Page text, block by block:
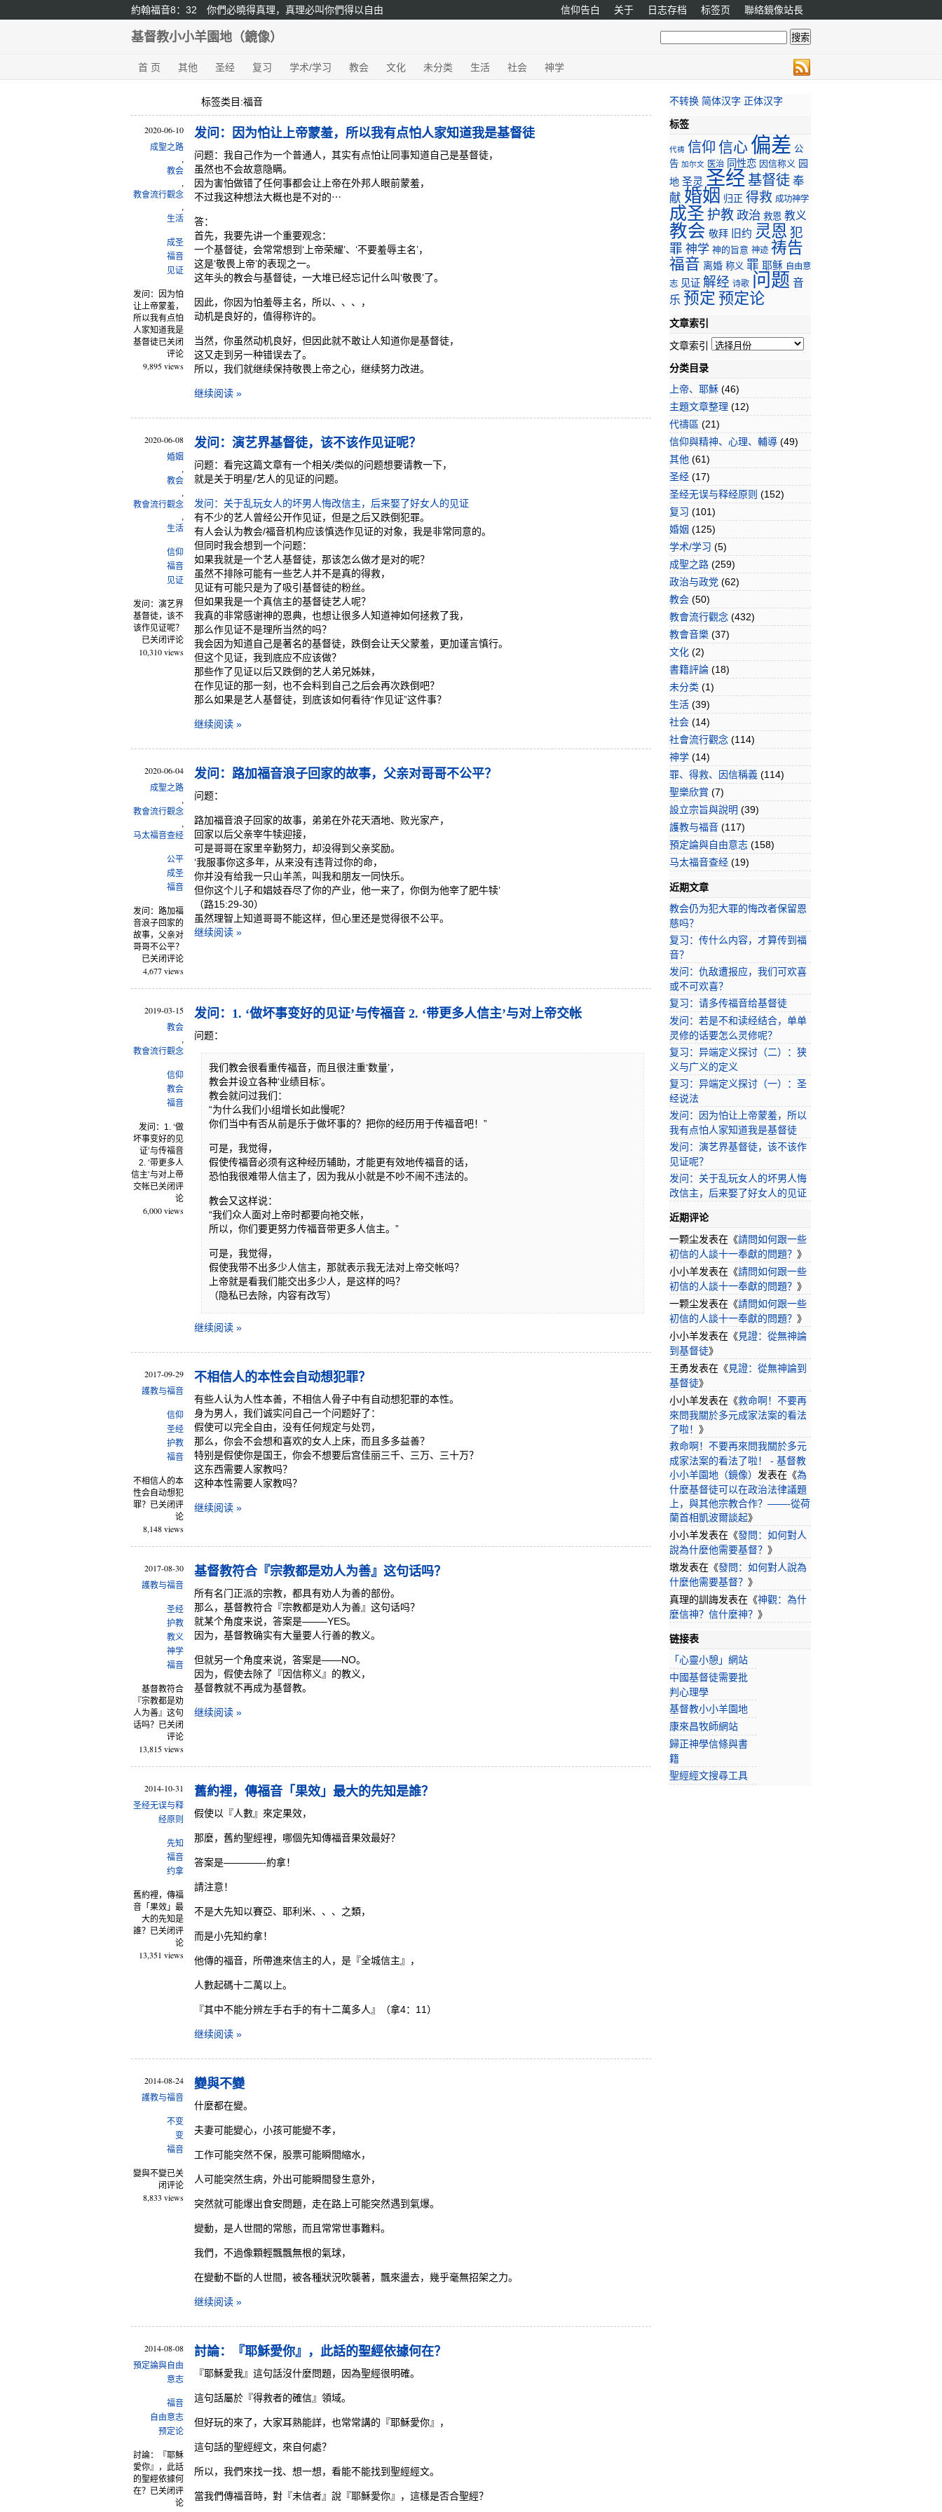
信仰告白 关于 日志存档 标签页 聯絡鏡像站長
約翰福音8：32 你們必曉得真理，真理必叫你們得以自由
基督教小小羊園地（鏡像）
首 页 其他 圣经 复习 学术/学习 教会 文化 未分类 生活 社会 神学
标签类目:福音
2020-06-10
成聖之路
,
教会
,
教會流行觀念
,
生活
成圣
福音
见证
发问：因为怕
让上帝蒙羞，
所以我有点怕
人家知道我是
基督徒已关闭
评论
9,895 views
发问：因为怕让上帝蒙羞，所以我有点怕人家知道我是基督徒
问题：我自己作为一个普通人，其实有点怕让同事知道自己是基督徒，
虽然也不会故意隐瞒。
因为害怕做错了任何事都会让上帝在外邦人眼前蒙羞，
不过我这种想法大概也是不对的⋯
答：
首先，我要先讲一个重要观念：
一个基督徒，会常常想到‘上帝荣耀’、‘不要羞辱主名’，
这是‘敬畏上帝’的表现之一。
这年头的教会与基督徒，一大堆已经忘记什么叫‘敬畏’了。
因此，你因为怕羞辱主名，所以、、、，
动机是良好的，值得称许的。
当然，你虽然动机良好，但因此就不敢让人知道你是基督徒，
这又走到另一种错误去了。
所以，我们就继续保持敬畏上帝之心，继续努力改进。
继续阅读 »
2020-06-08
婚姻
,
教会
,
教會流行觀念
,
生活
信仰
福音
见证
发问：演艺界
基督徒，该不
该作见证呢？
已关闭评论
10,310 views
发问：演艺界基督徒，该不该作见证呢？
问题：看完这篇文章有一个相关/类似的问题想要请教一下，
就是关于明星/艺人的见证的问题。
发问：关于乱玩女人的坏男人悔改信主，后来娶了好女人的见证
有不少的艺人曾经公开作见证，但是之后又跌倒犯罪。
有人会认为教会/福音机构应该慎选作见证的对象，我是非常同意的。
但同时我会想到一个问题：
如果我就是一个艺人基督徒，那该怎么做才是对的呢？
虽然不排除可能有一些艺人并不是真的得救，
见证有可能只是为了吸引基督徒的粉丝。
但如果我是一个真信主的基督徒艺人呢？
我真的非常感谢神的恩典，也想让很多人知道神如何拯救了我，
那么作见证不是理所当然的吗？
我会因为知道自己是著名的基督徒，跌倒会让天父蒙羞，更加谨言慎行。
但这个见证，我到底应不应该做？
那些作了见证以后又跌倒的艺人弟兄姊妹，
在作见证的那一刻，也不会料到自己之后会再次跌倒吧？
那么如果是艺人基督徒，到底该如何看待“作见证”这件事？
继续阅读 »
2020-06-04
成聖之路
,
教會流行觀念
,
马太福音查经
公平
成圣
福音
发问：路加福
音浪子回家的
故事，父亲对
哥哥不公平？
已关闭评论
4,677 views
发问：路加福音浪子回家的故事，父亲对哥哥不公平？
问题：
路加福音浪子回家的故事，弟弟在外花天酒地、败光家产，
回家以后父亲宰牛犊迎接，
可是哥哥在家里辛勤努力，却没得到父亲奖励。
‘我服事你这多年，从来没有违背过你的命，
你并没有给我一只山羊羔，叫我和朋友一同快乐。
但你这个儿子和娼妓吞尽了你的产业，他一来了，你倒为他宰了肥牛犊’
（路15:29-30）
虽然理智上知道哥哥不能这样，但心里还是觉得很不公平。
继续阅读 »
2019-03-15
教会
,
教會流行觀念
信仰
教会
福音
发问：1. ‘做
坏事变好的见
证’与传福音
2. ‘带更多人
信主’与对上帝
交帐已关闭评
论
6,000 views
发问：1. ‘做坏事变好的见证’与传福音 2. ‘带更多人信主’与对上帝交帐
问题：
我们教会很看重传福音，而且很注重‘数量’，
教会并设立各种‘业绩目标’。
教会就问过我们：
“为什么我们小组增长如此慢呢？
你们当中有否从前是乐于做坏事的？把你的经历用于传福音吧！”
可是，我觉得，
假使传福音必须有这种经历辅助，才能更有效地传福音的话，
恐怕我很难带人信主了，因为我从小就是不吵不闹不违法的。
教会又这样说：
“我们众人面对上帝时都要向祂交帐，
所以，你们要更努力传福音带更多人信主。”
可是，我觉得，
假使我带不出多少人信主，那就表示我无法对上帝交帐吗？
上帝就是看我们能交出多少人，是这样的吗？
（隐私已去除，内容有改写）
继续阅读 »
2017-09-29
護教与福音
信仰
圣经
护教
福音
不相信人的本
性会自动想犯
罪？ 已关闭评
论
8,148 views
不相信人的本性会自动想犯罪？
有些人认为人性本善，不相信人骨子中有自动想犯罪的本性。
身为男人，我们诚实问自己一个问题好了：
假使可以完全自由，没有任何规定与处罚，
那么，你会不会想和喜欢的女人上床，而且多多益善？
特别是假使你是国王，你会不想要后宫佳丽三千、三万、三十万？
这东西需要人家教吗？
这种本性需要人家教吗？
继续阅读 »
2017-08-30
護教与福音
圣经
护教
教义
神学
福音
基督教符合
『宗教都是劝
人为善』这句
话吗？ 已关闭
评论
13,815 views
基督教符合『宗教都是劝人为善』这句话吗？
所有名门正派的宗教，都具有劝人为善的部份。
那么，基督教符合『宗教都是劝人为善』这句话吗？
就某个角度来说，答案是——–YES。
因为，基督教确实有大量要人行善的教义。
但就另一个角度来说，答案是——NO。
因为，假使去除了『因信称义』的教义，
基督教就不再成为基督教。
继续阅读 »
2014-10-31
圣经无误与释
经原则
先知
福音
约拿
舊約裡，傳福
音「果效」最
大的先知是
誰？ 已关闭评
论
13,351 views
舊約裡，傳福音「果效」最大的先知是誰？
假使以『人數』來定果效，
那麼，舊約聖經裡，哪個先知傳福音果效最好？
答案是————-約拿！
請注意！
不是大先知以賽亞、耶利米、、、之類，
而是小先知約拿！
他傳的福音，所帶進來信主的人，是『全城信主』，
人數起碼十二萬以上。
『其中不能分辨左手右手的有十二萬多人』（拿4：11）
继续阅读 »
2014-08-24
護教与福音
不变
变
福音
變與不變已关
闭评论
8,833 views
變與不變
什麼都在變。
夫妻可能變心，小孩可能變不孝，
工作可能突然不保，股票可能瞬間縮水，
人可能突然生病，外出可能瞬間發生意外，
突然就可能爆出食安問題，走在路上可能突然遇到氣爆。
變動，是人世間的常態，而且常常世事難料。
我們，不過像顆輕飄飄無根的氣球，
在變動不斷的人世間，被各種狀況吹襲著，飄來盪去，幾乎毫無招架之力。
继续阅读 »
2014-08-08
預定論與自由
意志
福音
自由意志
预定论
討論：『耶穌
愛你』，此話
的聖經依據何
在？ 已关闭评
论
討論：『耶穌愛你』，此話的聖經依據何在？
『耶穌愛我』這句話沒什麼問題，因為聖經很明確。
這句話屬於『得救者的確信』領域。
但好玩的來了，大家耳熟能詳，也常常講的『耶穌愛你』，
這句話的聖經經文，來自何處？
所以，我們來找一找、想一想，看能不能找到聖經經文。
當我們傳福音時，對『未信者』說『耶穌愛你』，這樣是否合聖經？
不转换 简体汉字 正体汉字
标签
代祷 信仰 信心 偏差 公
告 加尔文 医治 同性恋 因信称义 园
地 圣灵 圣经 基督徒 奉
献 婚姻 归正 得救 成功神学
成圣 护教 政治 救恩 教义
教会 敬拜 旧约 灵恩 犯
罪 神学 神的旨意 神迹 祷告
福音 离婚 称义 罪 耶稣 自由意
志 见证 解经 诗歌 问题 音
乐 预定 预定论
文章索引
文章索引
分类目录
上帝、耶穌 (46)
主題文章整理 (12)
代禱區 (21)
信仰與精神、心理、輔導 (49)
其他 (61)
圣经 (17)
圣经无误与释经原则 (152)
复习 (101)
婚姻 (125)
学术/学习 (5)
成聖之路 (259)
政治与政党 (62)
教会 (50)
教會流行觀念 (432)
教會音樂 (37)
文化 (2)
書籍評論 (18)
未分类 (1)
生活 (39)
社会 (14)
社會流行觀念 (114)
神学 (14)
罪、得救、因信稱義 (114)
聖樂欣賞 (7)
設立宗旨與說明 (39)
護教与福音 (117)
預定論與自由意志 (158)
马太福音查经 (19)
近期文章
教会仍为犯大罪的悔改者保留恩
慈吗？
复习：传什么内容，才算传到福
音？
发问：仇敌遭报应，我们可欢喜
或不可欢喜？
复习：请多传福音给基督徒
发问：若是不和读经结合，单单
灵修的话要怎么灵修呢？
复习：异端定义探讨（二）：狭
义与广义的定义
复习：异端定义探讨（一）：圣
经说法
发问：因为怕让上帝蒙羞，所以
我有点怕人家知道我是基督徒
发问：演艺界基督徒，该不该作
见证呢？
发问：关于乱玩女人的坏男人悔
改信主，后来娶了好女人的见证
近期评论
一颗尘发表在《請問如何跟一些
初信的人談十一奉獻的問題？ 》
小小羊发表在《請問如何跟一些
初信的人談十一奉獻的問題？ 》
一颗尘发表在《請問如何跟一些
初信的人談十一奉獻的問題？ 》
小小羊发表在《見證：從無神論
到基督徒》
王勇发表在《見證：從無神論到
基督徒》
小小羊发表在《救命啊！不要再
來問我關於多元成家法案的看法
了啦！ 》
救命啊！不要再來問我關於多元
成家法案的看法了啦！ - 基督教
小小羊園地（鏡像） 发表在《為
什麼基督徒可以在政治法律議題
上，與其他宗教合作？——-從荷
蘭首相凱波爾談起》
小小羊发表在《發問：如何對人
說為什麼他需要基督？ 》
墩发表在《發問：如何對人說為
什麼他需要基督？ 》
真理的訓誨发表在《神觀：為什
麼信神？信什麼神？ 》
链接表
「心靈小憩」網站
中國基督徒需要批
判心理學
基督教小小羊園地
康來昌牧師網站
歸正神學信條與書
籍
聖經經文搜尋工具